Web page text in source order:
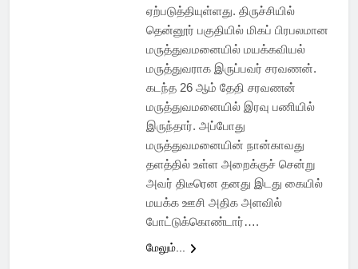
ஏற்படுத்தியுள்ளது. திருச்சியில்
தென்னூர் பகுதியில் மிகப் பிரபலமான
மருத்துவமனையில் மயக்கவியல்
மருத்துவராக இருப்பவர் சரவணன்.
கடந்த 26 ஆம் தேதி சரவணன்
மருத்துவமனையில் இரவு பணியில்
இருந்தார். அப்போது
மருத்துவமனையின் நான்காவது
தளத்தில் உள்ள அறைக்குச் சென்று
அவர் திடீரென தனது இடது கையில்
மயக்க ஊசி அதிக அளவில்
போட்டுக்கொண்டார்….
மேலும்...